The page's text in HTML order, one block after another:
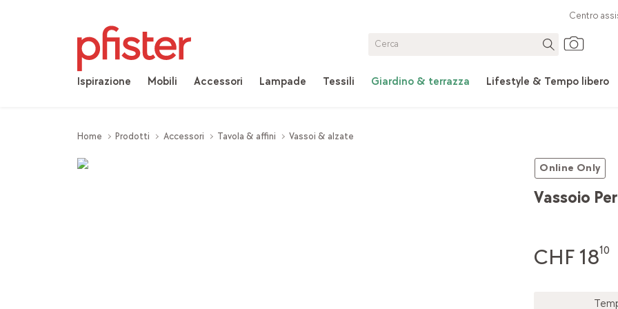
Ispirazione Mobili Accessori Lampade Tessili Giardino & terrazza Lifestyle & Tempo libero
Centro
Home Prodotti Accessori Tavola & affini Vassoi & alzate
Online Only
Vassoio
CHF 1810